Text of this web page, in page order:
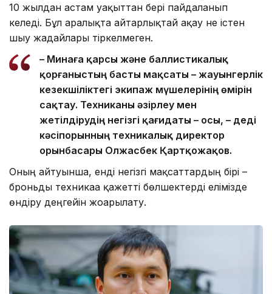
10 жылдан астам уақыттан бері пайдаланып
келеді. Бұл аралықта айтарлықтай ақау не істен
шығу жағдайлары тіркелмеген.
– Минаға қарсы және баллистикалық
қорғаныстың басты мақсаты – жауынгерлік
кезекшіліктегі экипаж мүшелерінің өмірін
сақтау. Техниканы әзірлеу мен
жетілдірудің негізгі қағидаты – осы, – деді
кәсіпорынның техникалық директор
орынбасары Олжасбек Қартқожақов.
Оның айтуынша, енді негізгі мақсаттардың бірі –
броньды техникаға қажетті бөлшектерді елімізде
өндіру деңгейін жоғарылату.